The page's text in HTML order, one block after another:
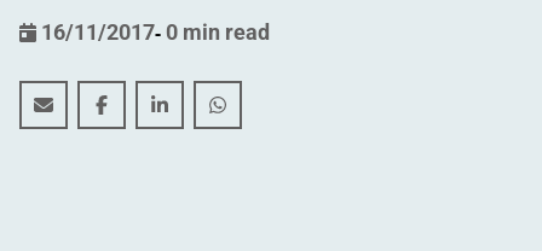
16/11/2017- 0 min read
WDP verhuurt meteen 25.000 m² bij intrede in
WDP verhuurt meteen 25.000 m² bij intrede in
WDP verhuurt meteen 25.000 m² bij
WDP verhuurt meteen 25.000 m²